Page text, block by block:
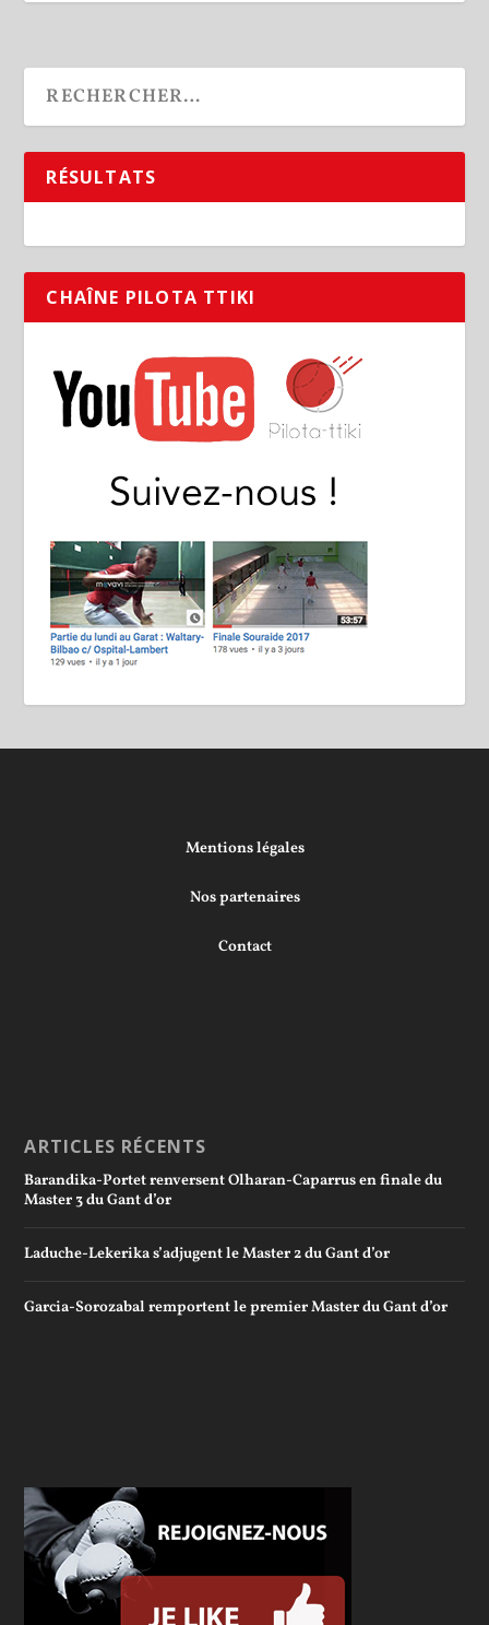
RÉSULTATS
CHAÎNE PILOTA TTIKI
Mentions légales
Nos partenaires
Contact
ARTICLES RÉCENTS
Barandika-Portet renversent Olharan-Caparrus en finale du
Master 3 du Gant d’or
Laduche-Lekerika s’adjugent le Master 2 du Gant d’or
Garcia-Sorozabal remportent le premier Master du Gant d’or